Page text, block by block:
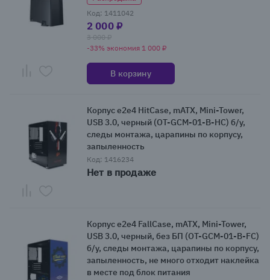
Код: 1411042
2 000 ₽
3 000 ₽
-33% экономия 1 000 ₽
В корзину
Корпус e2e4 HitCase, mATX, Mini-Tower,
USB 3.0, черный (OT-GCM-01-B-HC) б/у,
следы монтажа, царапины по корпусу,
запыленность
Код: 1416234
Нет в продаже
Корпус e2e4 FallCase, mATX, Mini-Tower,
USB 3.0, черный, без БП (OT-GCM-01-B-FC)
б/у, следы монтажа, царапины по корпусу,
запыленность, не много отходит наклейка
в месте под блок питания